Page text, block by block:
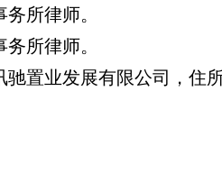
所律师。
所律师。
置业发展有限公司，住